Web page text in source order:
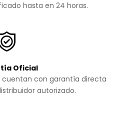
hasta en 24 horas.
Oficial
cuentan con garantía directa
autorizado.